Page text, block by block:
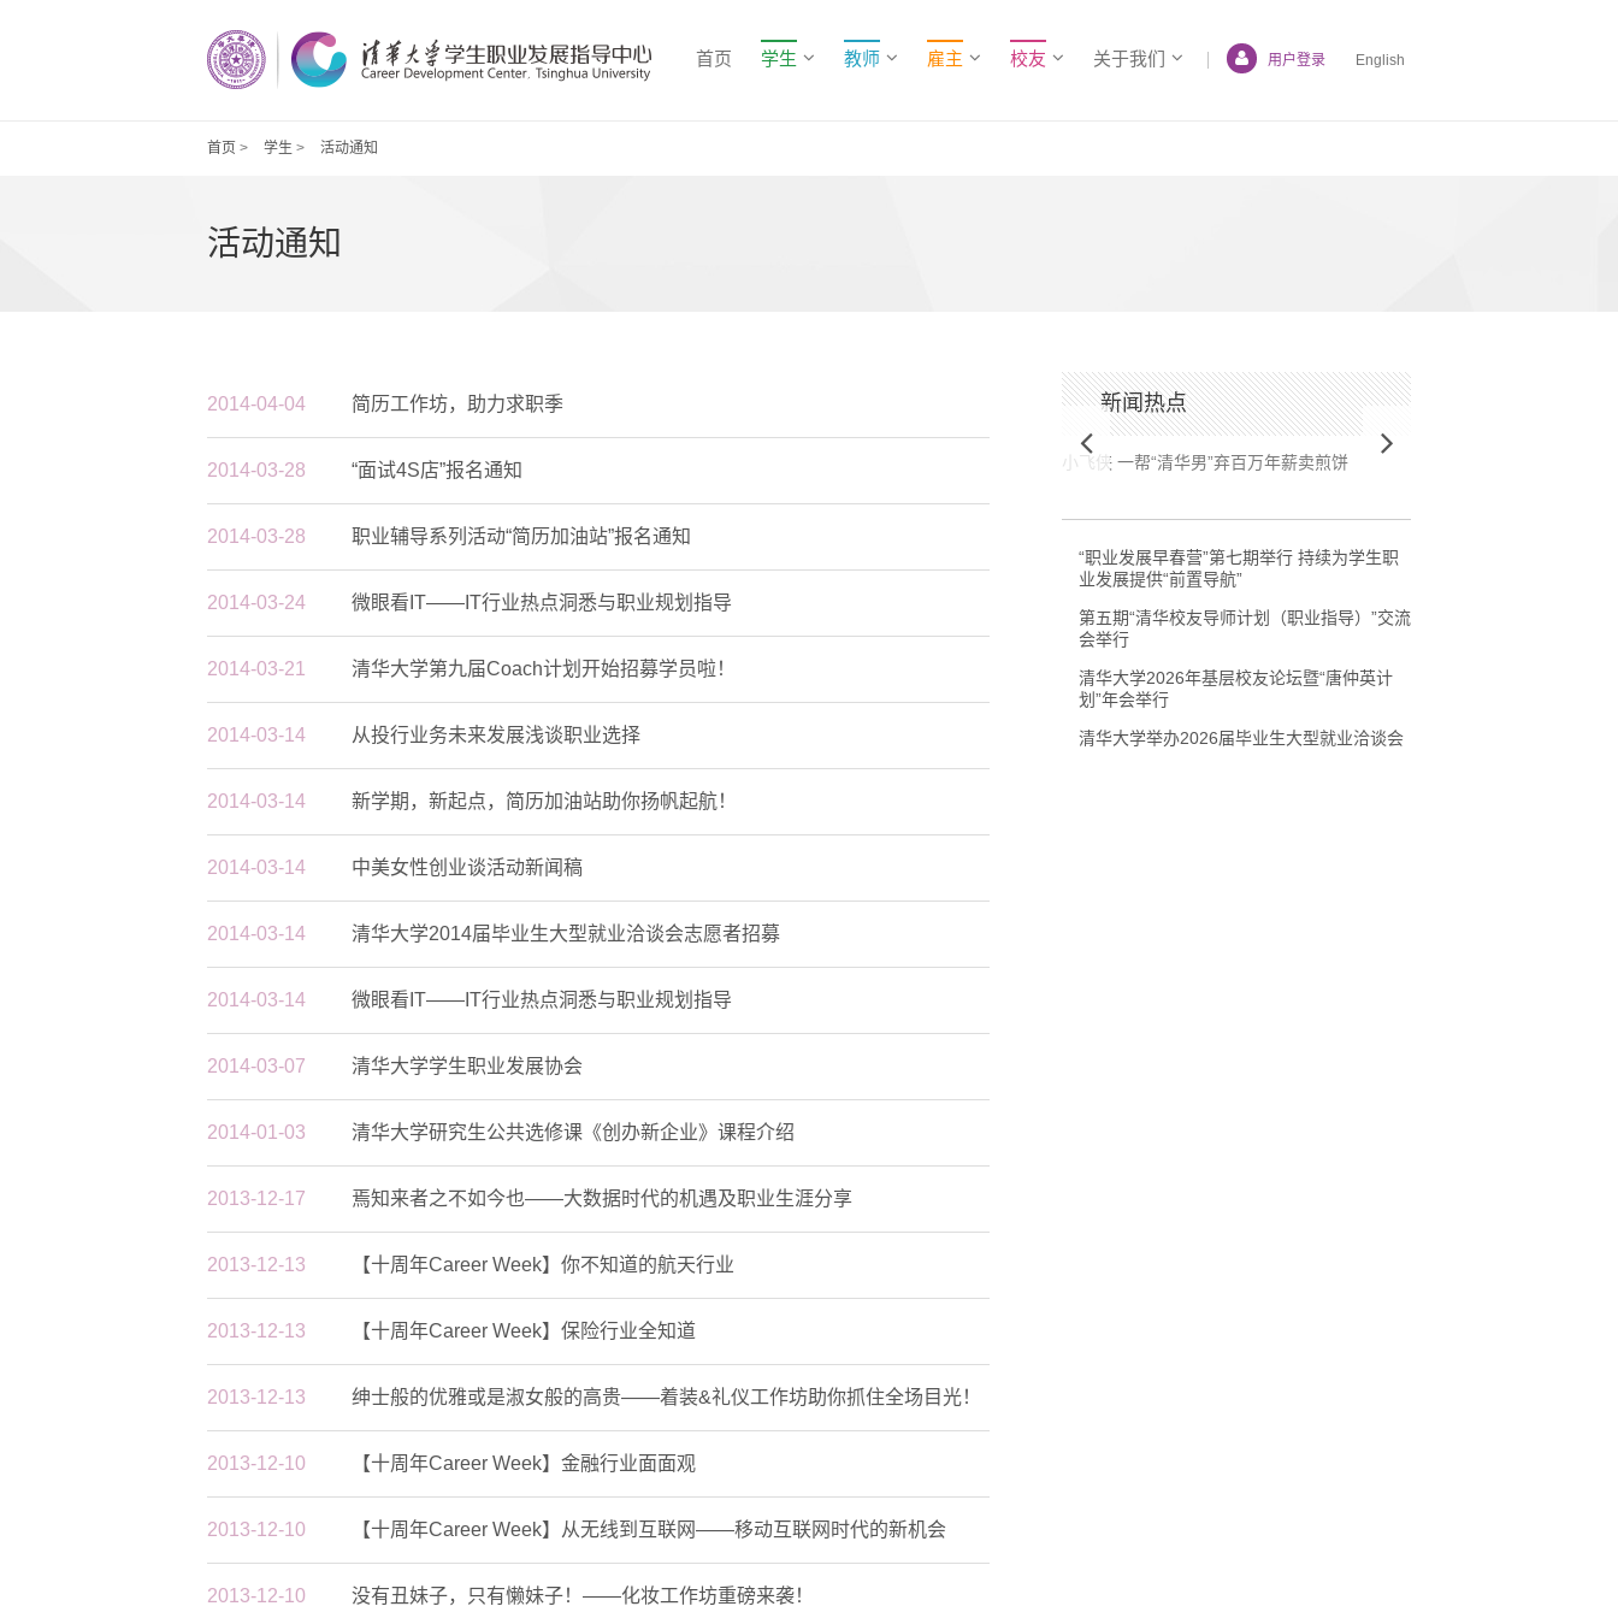
用户登录 English
首页 学生 教师 雇主 校友 关于我们
首页 > 学生 > 活动通知
活动通知
2014-04-04 简历工作坊，助力求职季
2014-03-28 “面试4S店”报名通知
2014-03-28 职业辅导系列活动“简历加油站”报名通知
2014-03-24 微眼看IT——IT行业热点洞悉与职业规划指导
2014-03-21 清华大学第九届Coach计划开始招募学员啦！
2014-03-14 从投行业务未来发展浅谈职业选择
2014-03-14 新学期，新起点，简历加油站助你扬帆起航！
2014-03-14 中美女性创业谈活动新闻稿
2014-03-14 清华大学2014届毕业生大型就业洽谈会志愿者招募
2014-03-14 微眼看IT——IT行业热点洞悉与职业规划指导
2014-03-07 清华大学学生职业发展协会
2014-01-03 清华大学研究生公共选修课《创办新企业》课程介绍
2013-12-17 焉知来者之不如今也——大数据时代的机遇及职业生涯分享
2013-12-13 【十周年Career Week】你不知道的航天行业
2013-12-13 【十周年Career Week】保险行业全知道
2013-12-13 绅士般的优雅或是淑女般的高贵——着装&礼仪工作坊助你抓住全场目光！
2013-12-10 【十周年Career Week】金融行业面面观
2013-12-10 【十周年Career Week】从无线到互联网——移动互联网时代的新机会
2013-12-10 没有丑妹子，只有懒妹子！——化妆工作坊重磅来袭！
新闻热点
【媒体报道】百万创业启动资金、百元人才公
王胤：清华工科男研发之路
【媒体报道】百万创业启动资金、百元人才公
“职业发展早春营”第七期举行 持续为学生职
业发展提供“前置导航”
第五期“清华校友导师计划（职业指导）”交流
会举行
清华大学2026年基层校友论坛暨“唐仲英计
划”年会举行
清华大学举办2026届毕业生大型就业洽谈会